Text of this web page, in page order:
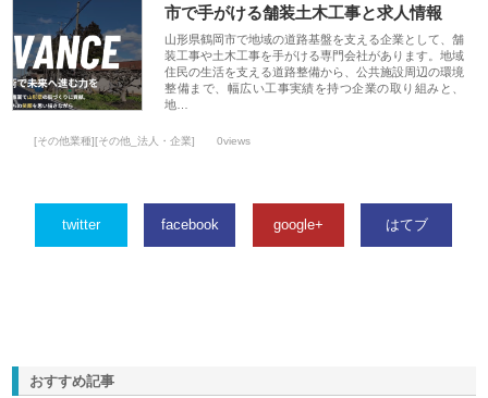
市で手がける舗装土木工事と求人情報
山形県鶴岡市で地域の道路基盤を支える企業として、舗
装工事や土木工事を手がける専門会社があります。地域
住民の生活を支える道路整備から、公共施設周辺の環境
整備まで、幅広い工事実績を持つ企業の取り組みと、
地…
[その他業種][その他_法人・企業] 0views
twitter facebook google+ はてブ
おすすめ記事